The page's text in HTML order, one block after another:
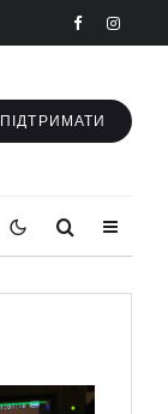
ПІДТРИМАТИ